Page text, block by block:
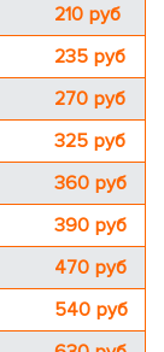
210 pуб
235 pуб
270 pуб
325 pуб
360 pуб
390 pуб
470 pуб
540 pуб